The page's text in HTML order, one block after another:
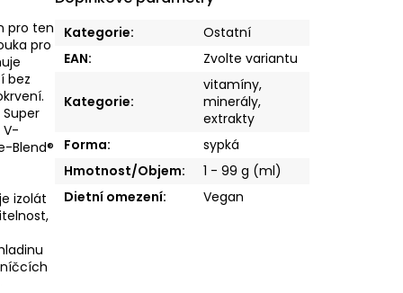
pro ten
pro
bez
V-
Blend®
izolát
Kategorie:
Ostatní
EAN: Zvolte variantu
Kategorie:
vitamíny,
minerály,
extrakty
Forma:
sypká
Hmotnost/Objem:
1 - 99 g (ml)
Dietní omezení: Vegan